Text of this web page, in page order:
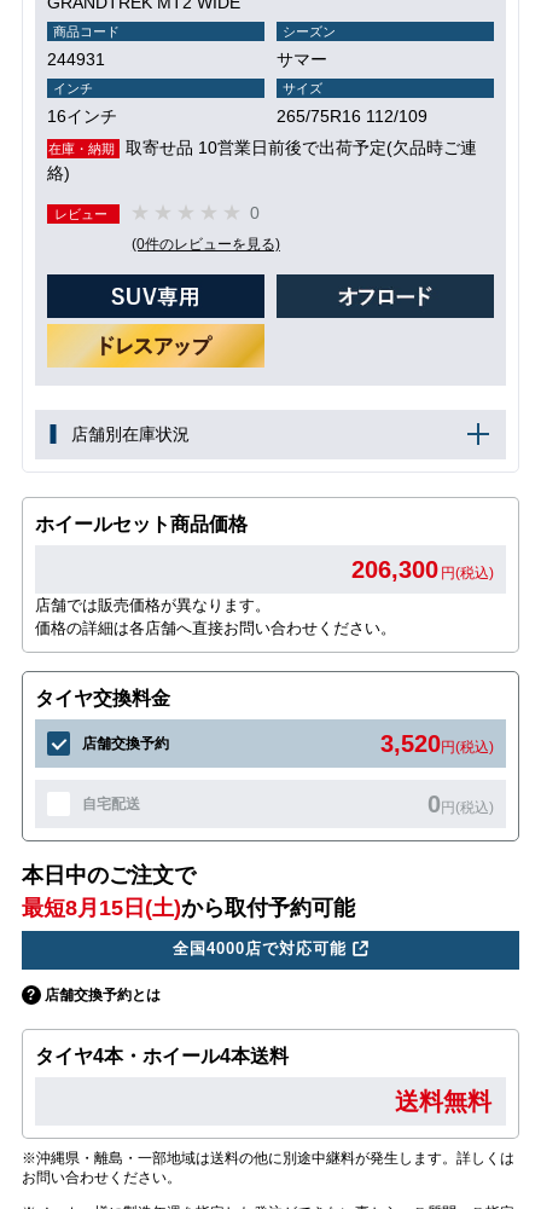
商品コード
244931
シーズン
サマー
インチ
16インチ
サイズ
265/75R16 112/109
在庫・納期
取寄せ品 10営業日前後で出荷予定(欠品時ご連
絡)
レビュー 0
(0件のレビューを見る)
店舗別在庫状況
ホイールセット商品価格
206,300 円(税込)
店舗では販売価格が異なります。
価格の詳細は各店舗へ直接お問い合わせください。
タイヤ交換料金
店舗交換予約 3,520円(税込)
自宅配送 0円(税込)
本日中のご注文で
最短8月15日(土)から取付予約可能
全国4000店で対応可能
店舗交換予約とは
タイヤ4本・ホイール4本送料
送料無料
※沖縄県・離島・一部地域は送料の他に別途中継料が発生します。詳しくは
お問い合わせください。